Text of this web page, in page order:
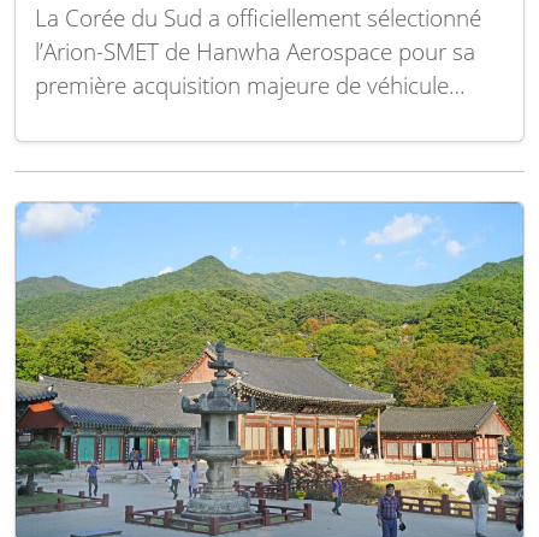
La Corée du Sud a officiellement sélectionné
l’Arion-SMET de Hanwha Aerospace pour sa
première acquisition majeure de véhicule
modernisation de son armée de terre. Cette
six roues, est conçue pour agir comme un
multiplicateur de force…
Lire la suite